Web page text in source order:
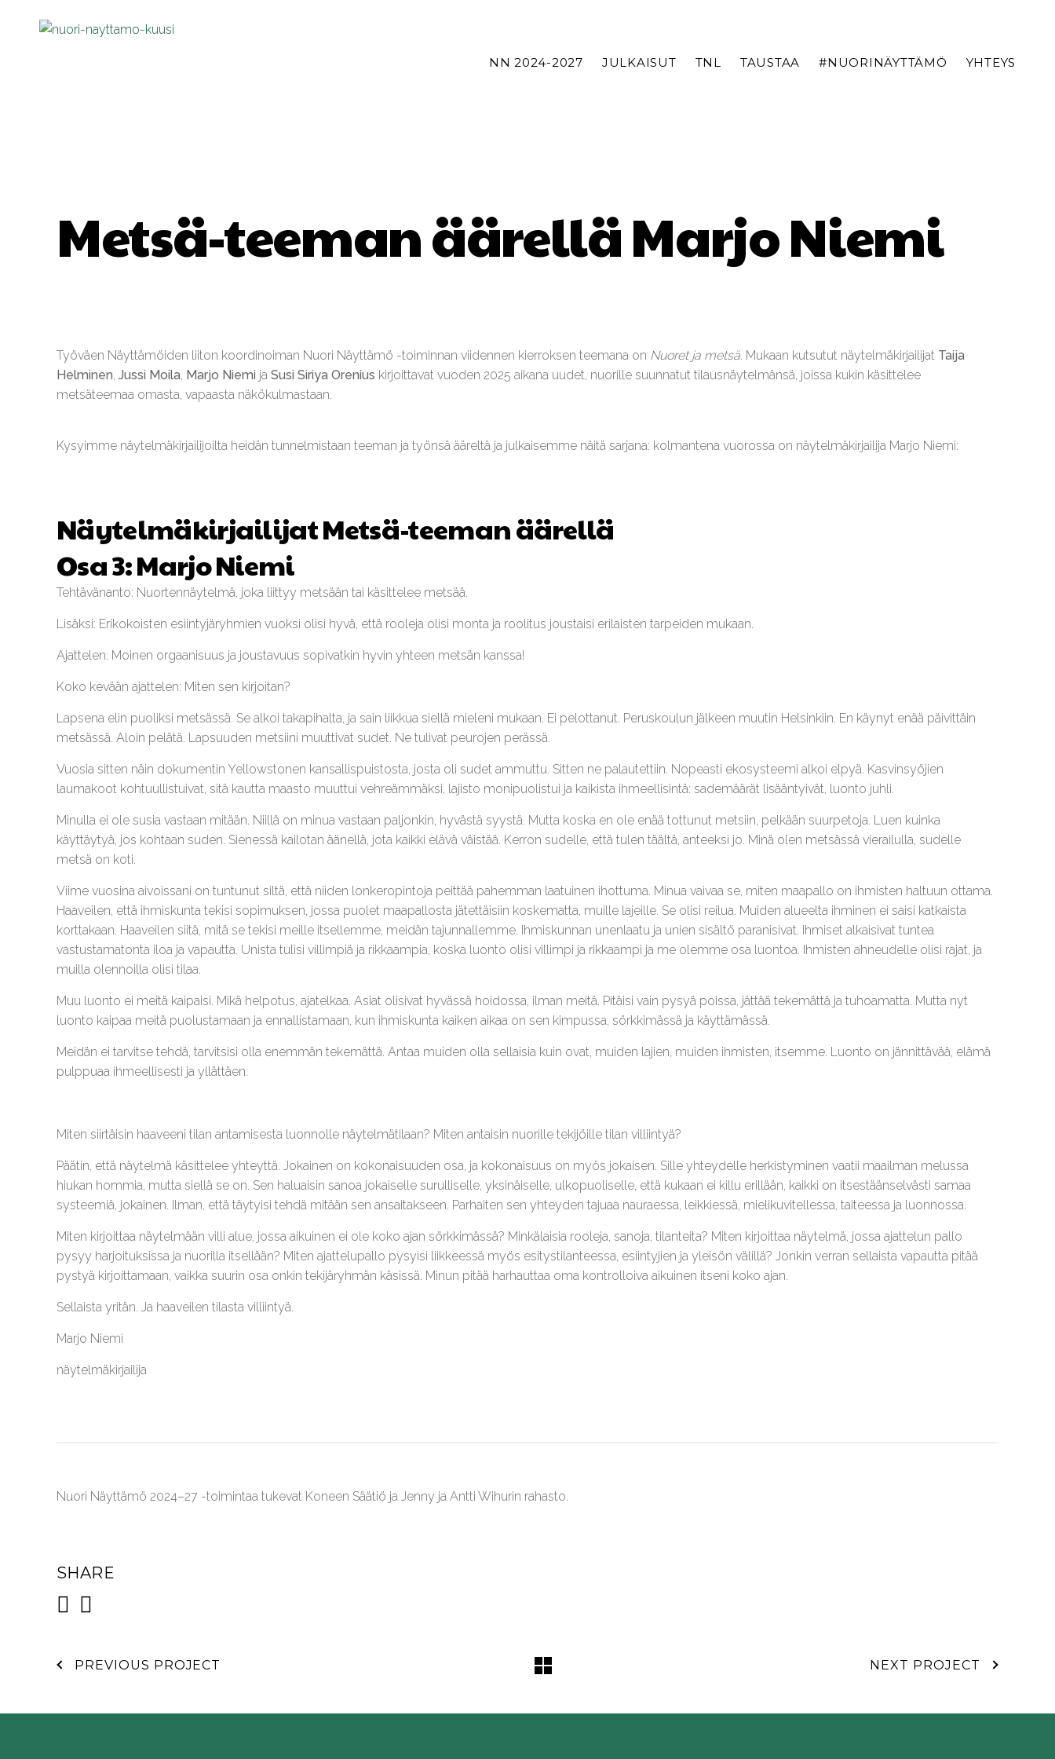
NN 2024-2027 JULKAISUT TNL TAUSTAA #NUORINÄYTTÄMÖ YHTEYS
Metsä-teeman äärellä Marjo Niemi
Työväen Näyttämöiden liiton koordinoiman Nuori Näyttämö -toiminnan viidennen kierroksen teemana on Nuoret ja metsä. Mukaan kutsutut näytelmäkirjailijat Taija
Helminen, Jussi Moila, Marjo Niemi ja Susi Siriya Orenius kirjoittavat vuoden 2025 aikana uudet, nuorille suunnatut tilausnäytelmänsä, joissa kukin käsittelee
metsäteemaa omasta, vapaasta näkökulmastaan.
Kysyimme näytelmäkirjailijoilta heidän tunnelmistaan teeman ja työnsä ääreltä ja julkaisemme näitä sarjana: kolmantena vuorossa on näytelmäkirjailija Marjo Niemi:
Näytelmäkirjailijat Metsä-teeman äärellä
Osa 3: Marjo Niemi
Tehtävänanto: Nuortennäytelmä, joka liittyy metsään tai käsittelee metsää.
Lisäksi: Erikokoisten esiintyjäryhmien vuoksi olisi hyvä, että rooleja olisi monta ja roolitus joustaisi erilaisten tarpeiden mukaan.
Ajattelen: Moinen orgaanisuus ja joustavuus sopivatkin hyvin yhteen metsän kanssa!
Koko kevään ajattelen: Miten sen kirjoitan?
Lapsena elin puoliksi metsässä. Se alkoi takapihalta, ja sain liikkua siellä mieleni mukaan. Ei pelottanut. Peruskoulun jälkeen muutin Helsinkiin. En käynyt enää päivittäin
metsässä. Aloin pelätä. Lapsuuden metsiini muuttivat sudet. Ne tulivat peurojen perässä.
Vuosia sitten näin dokumentin Yellowstonen kansallispuistosta, josta oli sudet ammuttu. Sitten ne palautettiin. Nopeasti ekosysteemi alkoi elpyä. Kasvinsyöjien
laumakoot kohtuullistuivat, sitä kautta maasto muuttui vehreämmäksi, lajisto monipuolistui ja kaikista ihmeellisintä: sademäärät lisääntyivät, luonto juhli.
Minulla ei ole susia vastaan mitään. Niillä on minua vastaan paljonkin, hyvästä syystä. Mutta koska en ole enää tottunut metsiin, pelkään suurpetoja. Luen kuinka
käyttäytyä, jos kohtaan suden. Sienessä kailotan äänellä, jota kaikki elävä väistää. Kerron sudelle, että tulen täältä, anteeksi jo. Minä olen metsässä vierailulla, sudelle
metsä on koti.
Viime vuosina aivoissani on tuntunut siltä, että niiden lonkeropintoja peittää pahemman laatuinen ihottuma. Minua vaivaa se, miten maapallo on ihmisten haltuun ottama.
Haaveilen, että ihmiskunta tekisi sopimuksen, jossa puolet maapallosta jätettäisiin koskematta, muille lajeille. Se olisi reilua. Muiden alueelta ihminen ei saisi katkaista
korttakaan. Haaveilen siitä, mitä se tekisi meille itsellemme, meidän tajunnallemme. Ihmiskunnan unenlaatu ja unien sisältö paranisivat. Ihmiset alkaisivat tuntea
vastustamatonta iloa ja vapautta. Unista tulisi villimpiä ja rikkaampia, koska luonto olisi villimpi ja rikkaampi ja me olemme osa luontoa. Ihmisten ahneudelle olisi rajat, ja
muilla olennoilla olisi tilaa.
Muu luonto ei meitä kaipaisi. Mikä helpotus, ajatelkaa. Asiat olisivat hyvässä hoidossa, ilman meitä. Pitäisi vain pysyä poissa, jättää tekemättä ja tuhoamatta. Mutta nyt
luonto kaipaa meitä puolustamaan ja ennallistamaan, kun ihmiskunta kaiken aikaa on sen kimpussa, sörkkimässä ja käyttämässä.
Meidän ei tarvitse tehdä, tarvitsisi olla enemmän tekemättä. Antaa muiden olla sellaisia kuin ovat, muiden lajien, muiden ihmisten, itsemme. Luonto on jännittävää, elämä
pulppuaa ihmeellisesti ja yllättäen.
Miten siirtäisin haaveeni tilan antamisesta luonnolle näytelmätilaan? Miten antaisin nuorille tekijöille tilan villiintyä?
Päätin, että näytelmä käsittelee yhteyttä. Jokainen on kokonaisuuden osa, ja kokonaisuus on myös jokaisen. Sille yhteydelle herkistyminen vaatii maailman melussa
hiukan hommia, mutta siellä se on. Sen haluaisin sanoa jokaiselle surulliselle, yksinäiselle, ulkopuoliselle, että kukaan ei killu erillään, kaikki on itsestäänselvästi samaa
systeemiä, jokainen. Ilman, että täytyisi tehdä mitään sen ansaitakseen. Parhaiten sen yhteyden tajuaa nauraessa, leikkiessä, mielikuvitellessa, taiteessa ja luonnossa.
Miten kirjoittaa näytelmään villi alue, jossa aikuinen ei ole koko ajan sörkkimässä? Minkälaisia rooleja, sanoja, tilanteita? Miten kirjoittaa näytelmä, jossa ajattelun pallo
pysyy harjoituksissa ja nuorilla itsellään? Miten ajattelupallo pysyisi liikkeessä myös esitystilanteessa, esiintyjien ja yleisön välillä? Jonkin verran sellaista vapautta pitää
pystyä kirjoittamaan, vaikka suurin osa onkin tekijäryhmän käsissä. Minun pitää harhauttaa oma kontrolloiva aikuinen itseni koko ajan.
Sellaista yritän. Ja haaveilen tilasta villiintyä.
Marjo Niemi
näytelmäkirjailija
Nuori Näyttämö 2024–27 -toimintaa tukevat Koneen Säätiö ja Jenny ja Antti Wihurin rahasto.
SHARE
PREVIOUS PROJECT NEXT PROJECT